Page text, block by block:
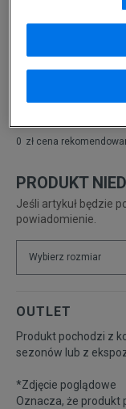
NIKE AIR FORCE 1
sezonów lub z
0 zł cena
PRODUKT
Jeśli artykuł będzie
powiadomienie.
Wybierz rozmiar
35,5 22,5 cm
36 23 cm
OUTLET
Produkt pochodzi z
sezonów lub z
*Zdjęcie poglądowe
Oznacza, że produkt